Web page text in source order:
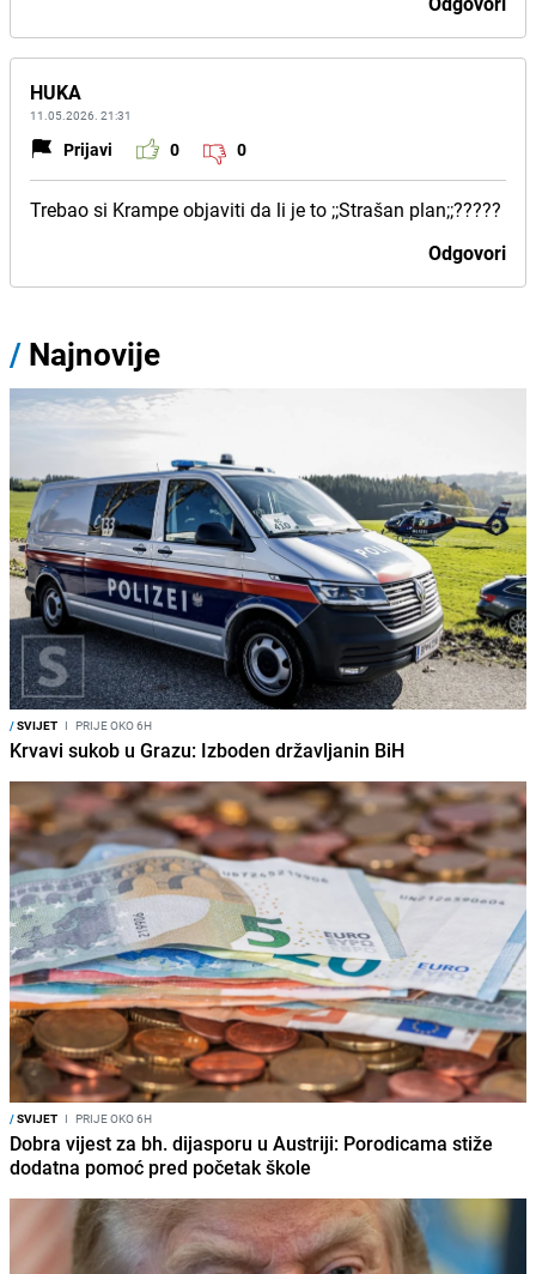
HUKA
11.05.2026. 21:31
Prijavi 0 0
Trebao si Krampe objaviti da li je to ;;Strašan plan;;?????
Odgovori
/ Najnovije
/SVIJET I PRIJE OKO 6H
Krvavi sukob u Grazu: Izboden državljanin BiH
/SVIJET I PRIJE OKO 6H
Dobra vijest za bh. dijasporu u Austriji: Porodicama stiže
dodatna pomoć pred početak škole